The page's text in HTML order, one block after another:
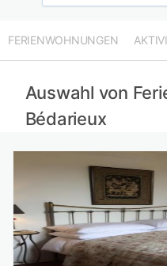
FERIENWOHNUNGEN
Auswahl von
Bédarieux